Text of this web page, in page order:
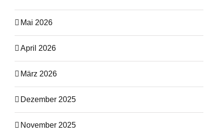
Mai 2026
April 2026
März 2026
Dezember 2025
November 2025